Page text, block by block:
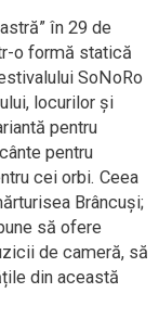
în 29 de
o formă statică
SoNoRo
locurilor și
pentru
pentru
cei orbi. Ceea
Brâncuși;
să ofere
de cameră, să
din această